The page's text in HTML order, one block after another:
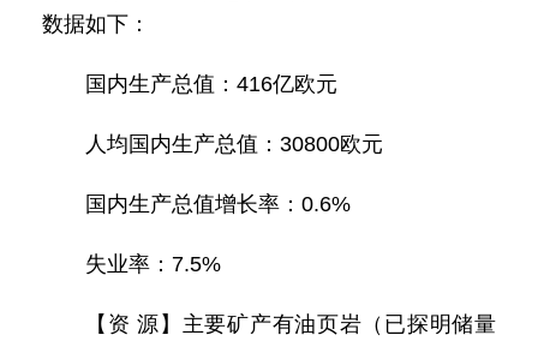
数据如下：
国内生产总值：416亿欧元
人均国内生产总值：30800欧元
国内生产总值增长率：0.6%
失业率：7.5%
【资 源】主要矿产有油页岩（已探明储量